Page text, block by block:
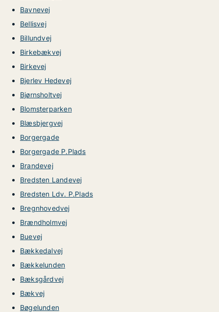
Bavnevej
Bellisvej
Billundvej
Birkebækvej
Birkevej
Bjerlev Hedevej
Bjørnsholtvej
Blomsterparken
Blæsbjergvej
Borgergade
Borgergade P.Plads
Brandevej
Bredsten Landevej
Bredsten Ldv. P.Plads
Bregnhovedvej
Brændholmvej
Buevej
Bækkedalvej
Bækkelunden
Bæksgårdvej
Bækvej
Bøgelunden